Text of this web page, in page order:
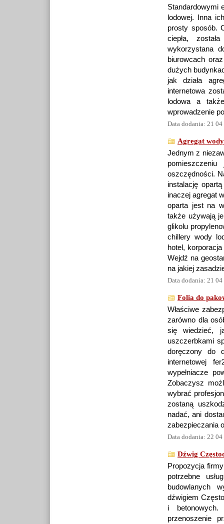
Standardowymi
lodowej. Inna
prosty sposób.
ciepła,
wykorzystana
biurowcach
dużych
jak działa
internetowa
lodowa a
wprowadzenie
Data dodania: 21
Agregat
Jednym z
oszczędności.
instalację
inaczej agregat
oparta jest na
także używają
glikolu
chillery wody
hotel,
Wejdź na
na jakiej
Data dodania: 21
Folia do
Właściwe
zarówno dla
się wiedzieć,
uszczerbkami
doręczony do
internetowej
wypełniacze
Zobaczysz
wybrać
zostaną
nadać, ani
zabezpieczania
Data dodania: 22
Dźwig
Propozycja
potrzebne
budowlanych
dźwigiem
i betonowych.
przenoszenie